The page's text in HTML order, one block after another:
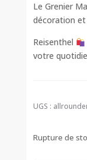
Le Grenier
décoration et
Reisenthel
votre
UGS :
Rupture de